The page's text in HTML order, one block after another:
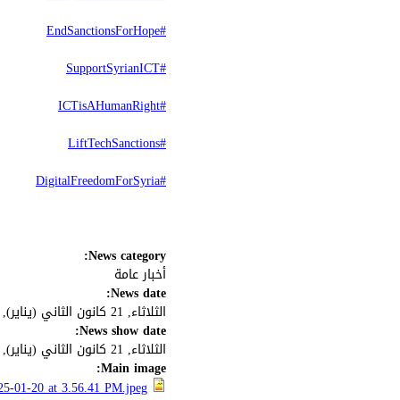
#EndSanctionsForHope
#SupportSyrianICT
#ICTisAHumanRight
#LiftTechSanctions
#DigitalFreedomForSyria
News category:
أخبار عامة
News date:
الثلاثاء, 21 كانون الثاني (يناير), 2025
News show date:
الثلاثاء, 21 كانون الثاني (يناير), 2025
Main image:
01-20 at 3.56.41 PM.jpeg